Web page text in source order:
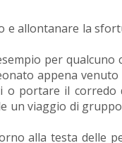
e allontanare la
per qualcuno
appena venuto
portare il corredo
un viaggio di
alla testa delle